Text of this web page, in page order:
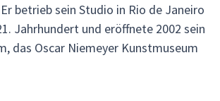
betrieb sein Studio in Rio de Janeiro
Jahrhundert und eröffnete 2002 sein
das Oscar Niemeyer Kunstmuseum